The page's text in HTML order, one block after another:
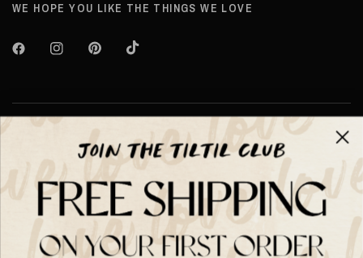
WE HOPE YOU LIKE THE THINGS WE LOVE
Over TILTIL
Help
Shop op